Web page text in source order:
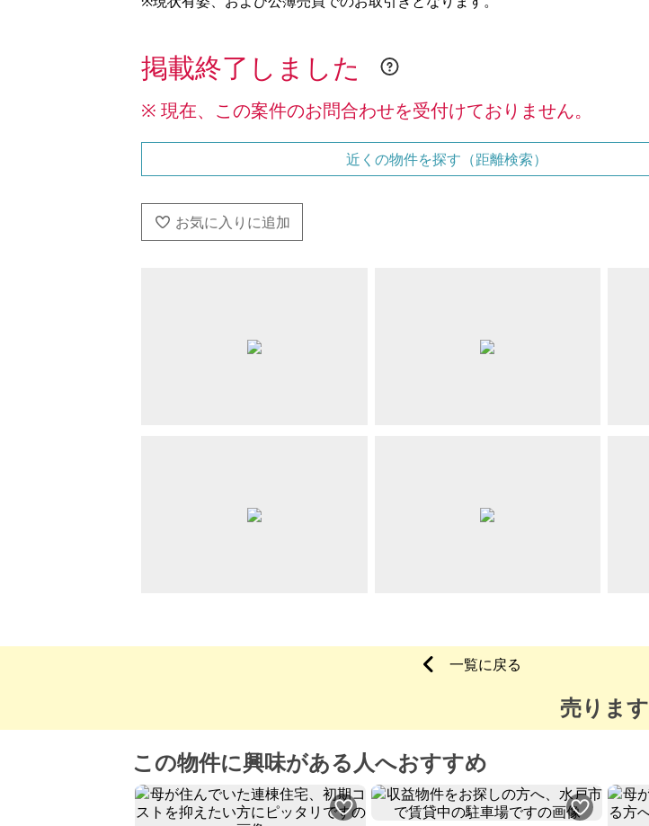
掲載終了しました
※ 現在、この案件のお問合わせを受付けておりません。
近くの物件を探す（距離検索）
一覧に戻る
売ります
この物件に興味がある人へおすすめ